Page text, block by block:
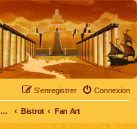
Connexion
S’enregistrer
Forum Les Mystérieuses Cités d'Or Bistrot Fan Art